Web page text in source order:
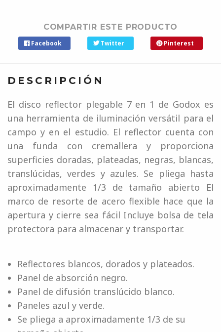
COMPARTIR ESTE PRODUCTO
Facebook Twitter Pinterest
DESCRIPCIÓN
El disco reflector plegable 7 en 1 de Godox es
una herramienta de iluminación versátil para el
campo y en el estudio. El reflector cuenta con
una funda con cremallera y proporciona
superficies doradas, plateadas, negras, blancas,
translúcidas, verdes y azules. Se pliega hasta
aproximadamente 1/3 de tamaño abierto El
marco de resorte de acero flexible hace que la
apertura y cierre sea fácil Incluye bolsa de tela
protectora para almacenar y transportar.
Reflectores blancos, dorados y plateados.
Panel de absorción negro.
Panel de difusión translúcido blanco.
Paneles azul y verde.
Se pliega a aproximadamente 1/3 de su